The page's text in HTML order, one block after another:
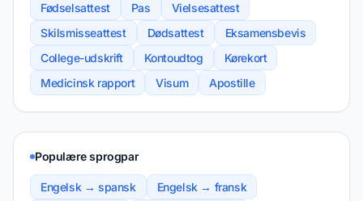
Fødselsattest Pas
Vielsesattest
Skilsmisseattest
Dødsattest
Eksamensbevis
College-udskrift
Kontoudtog
Kørekort
Medicinsk rapport
Visum Apostille
Populære sprogpar
Engelsk → spansk
Engelsk → fransk